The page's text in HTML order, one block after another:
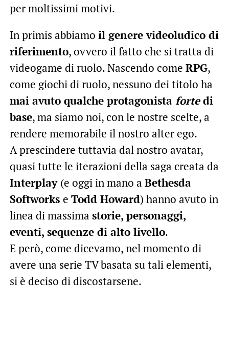
per moltissimi motivi.
In primis abbiamo il genere videoludico di
riferimento, ovvero il fatto che si tratta di
videogame di ruolo. Nascendo come RPG,
come giochi di ruolo, nessuno dei titolo ha
mai avuto qualche protagonista fortedi
base, ma siamo noi, con le nostre scelte, a
rendere memorabile il nostro alter ego.
A prescindere tuttavia dal nostro avatar,
quasi tutte le iterazioni della saga creata da
Interplay (e oggi in mano a Bethesda
Softworks e Todd Howard) hanno avuto in
linea di massima storie, personaggi,
eventi, sequenze di alto livello.
E però, come dicevamo, nel momento di
avere una serie TV basata su tali elementi,
si è deciso di discostarsene.